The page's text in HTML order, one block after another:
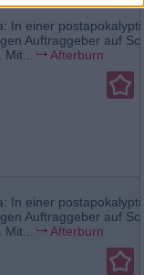
In einer
Auftraggeber auf
Afterburn
In einer
Auftraggeber auf
Afterburn